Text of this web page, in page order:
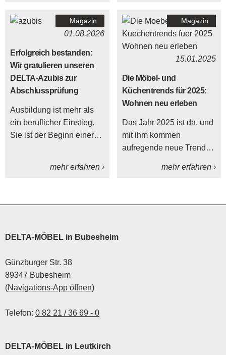
überhaupt, Stühle und
Sitzbänke im Esszimmer
zu gestalten und
Magazin
01.08.2026
Erfolgreich bestanden:
Wir gratulieren unseren
DELTA-Azubis zur
Abschlussprüfung
Ausbildung ist mehr als
ein beruflicher Einstieg.
Sie ist der Beginn einer
uns deshalb besonders,
Auszubildenden ihre
Abschlussprüfungen
erfolgreich bestanden
mehr erfahren ›
Magazin
15.01.2025
Die Möbel- und
Küchentrends für 2025:
Wohnen neu erleben
Das Jahr 2025 ist da, und
mit ihm kommen
aufregende neue Trends
mehr erfahren ›
DELTA-MÖBEL in Bubesheim
Günzburger Str. 38
89347 Bubesheim
(Navigations-App öffnen)
Telefon: 0 82 21 / 36 69 - 0
DELTA-MÖBEL in Leutkirch